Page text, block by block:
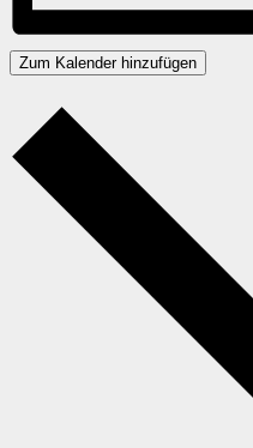
Zum Kalender hinzufügen